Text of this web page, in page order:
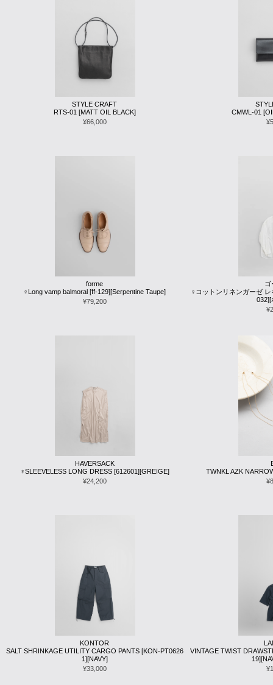
STYLE CRAFT
RTS-01 [MATT OIL BLACK]
¥66,000
CMWL-01
forme
♀Long vamp balmoral [ff-129][Serpentine Taupe]
¥79,200
ゴ
♀コットンリネンガーゼ
032][
HAVERSACK
♀SLEEVELESS LONG DRESS [612601][GREIGE]
¥24,200
TWNKL AZK
KONTOR
SALT SHRINKAGE UTILITY CARGO PANTS [KON-PT0626
1][NAVY]
¥33,000
VINTAGE TWIST